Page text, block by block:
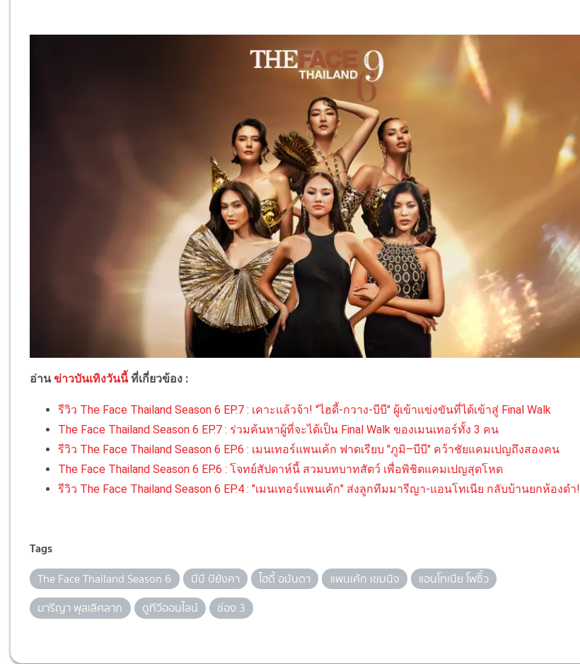
อ่านข่าวบันเทิงวันนี้ ที่เกี่ยวข้อง :
รีวิว The Face Thailand Season 6 EP.7 : เคาะแล้วจ้า! "ไฮดี้-กวาง-บีบี" ผู้เข้าแข่งขันที่ได้เข้าสู่ Final Walk
The Face Thailand Season 6 EP.7 : ร่วมค้นหาผู้ที่จะได้เป็น Final Walk ของเมนเทอร์ทั้ง 3 คน
รีวิว The Face Thailand Season 6 EP.6 : เมนเทอร์แพนเค้ก ฟาดเรียบ "ภูมิ–บีบี" คว้าชัยแคมเปญถึงสองคน
The Face Thailand Season 6 EP.6 : โจทย์สัปดาห์นี้ สวมบทบาทสัตว์ เพื่อพิชิตแคมเปญสุดโหด
รีวิว The Face Thailand Season 6 EP.4 : "เมนเทอร์แพนเค้ก" ส่งลูกทีมมารีญา-แอนโทเนีย กลับบ้านยกห้องดำ!
Tags
The Face Thailand Season 6 บีบี บียังคา ไฮดี้ อมันดา แพนเค้ก เขมนิจ
แอนโทเนีย โพซิิ้ว
มารีญา พุลเลิศลาภ
ดูทีวีออนไลน์ ช่อง 3